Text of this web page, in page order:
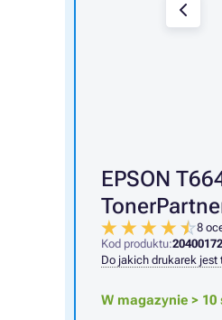
EPSON
8
Kod produktu:20400172
Do jakich drukarek
W magazynie > 10